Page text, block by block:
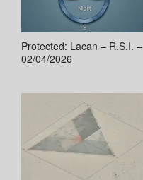
Protected: Lacan – R.S.I. –
02/04/2026